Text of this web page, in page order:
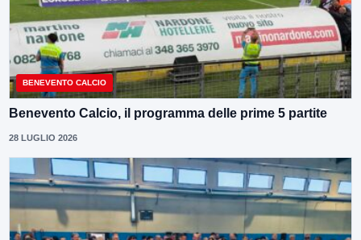
BENEVENTO CALCIO
Benevento Calcio, il programma delle prime 5 partite
28 LUGLIO 2026